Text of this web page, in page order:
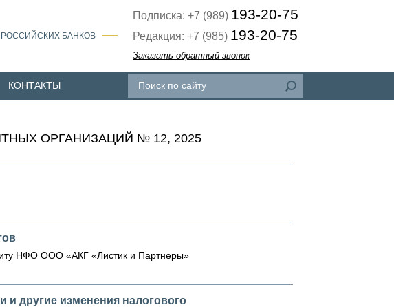
БАНКОВ
Подписка: +7 (989) 193-20-75
Редакция: +7 (985) 193-20-75
Заказать обратный звонок
КОНТАКТЫ
ОРГАНИЗАЦИЙ № 12, 2025
НФО ООО «АКГ «Листик и Партнеры»
другие изменения налогового